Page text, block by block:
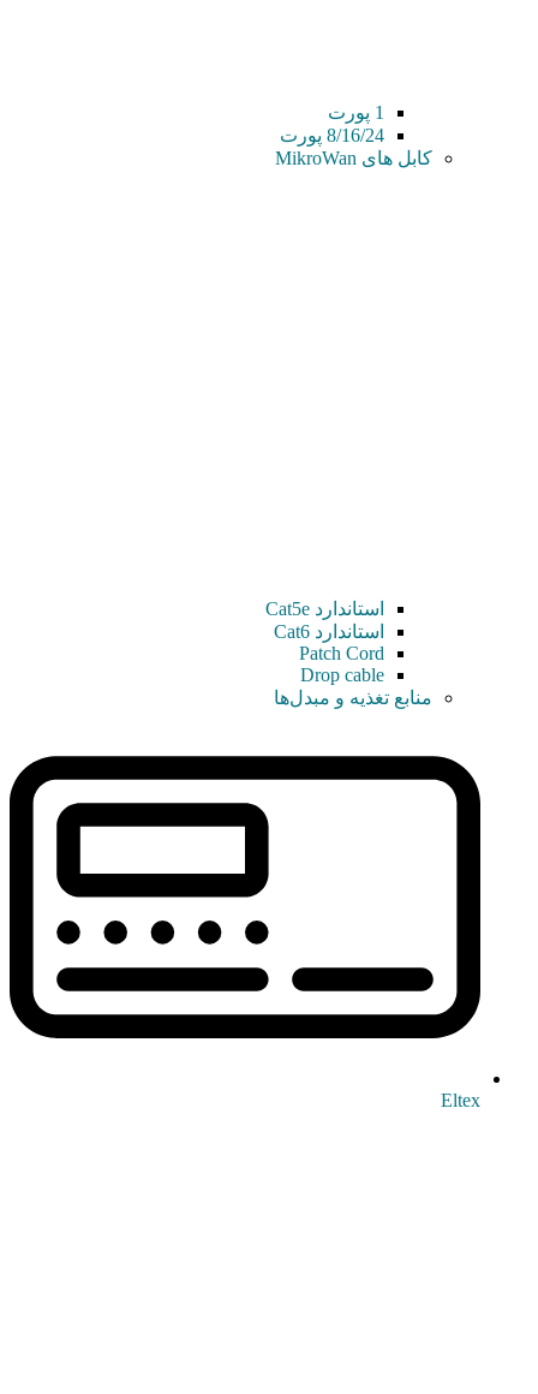
1 پورت
8/16/24 پورت
کابل های MikroWan
استاندارد Cat5e
استاندارد Cat6
Patch Cord
Drop cable
منابع تغذیه و مبدل‌ها
Eltex